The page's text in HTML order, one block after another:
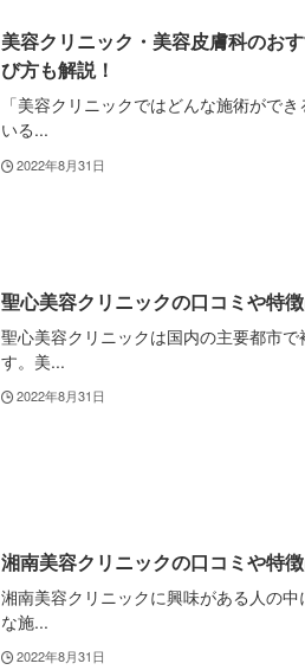
美容クリニック・美容皮膚科のお
び方も解説！
「美容クリニックではどんな施術がで
いる...
2022年8月31日
聖心美容クリニックの口コミや特
聖心美容クリニックは国内の主要都市
す。美...
2022年8月31日
湘南美容クリニックの口コミや特
湘南美容クリニックに興味がある人の
な施...
2022年8月31日